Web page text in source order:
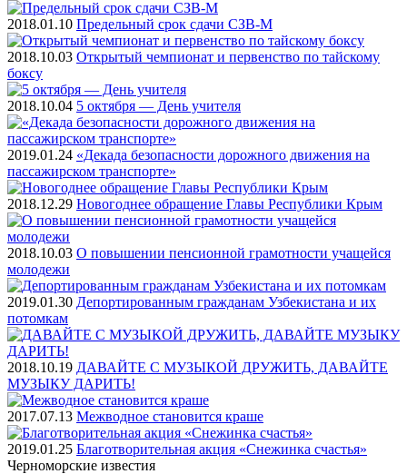
2018.01.10 Предельный срок сдачи СЗВ-М
2018.10.03 Открытый чемпионат и первенство по тайскому
боксу
2018.10.04 5 октября — День учителя
2019.01.24 «Декада безопасности дорожного движения на
пассажирском транспорте»
2018.12.29 Новогоднее обращение Главы Республики Крым
2018.10.03 О повышении пенсионной грамотности учащейся
молодежи
2019.01.30 Депортированным гражданам Узбекистана и их
потомкам
2018.10.19 ДАВАЙТЕ С МУЗЫКОЙ ДРУЖИТЬ, ДАВАЙТЕ
МУЗЫКУ ДАРИТЬ!
2017.07.13 Межводное становится краше
2019.01.25 Благотворительная акция «Снежинка счастья»
Черноморские известия